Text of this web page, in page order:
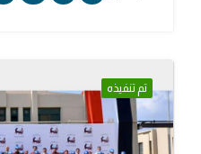
تم تنفيذه